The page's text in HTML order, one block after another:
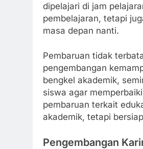
dipelajari di jam
pembelajaran, tetapi
masa depan nanti.
Pembaruan tidak
pengembangan
bengkel akademik,
siswa agar
pembaruan terkait
akademik, tetapi
Pengembangan